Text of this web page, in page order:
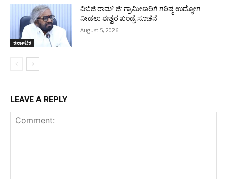
ಕರ್ನಾಟಕ
ವಿಬಿಜಿ ರಾಮ್ ಜಿ: ಗ್ರಾಮೀಣರಿಗೆ ಗರಿಷ್ಠ ಉದ್ಯೋಗ
ನೀಡಲು ಈಶ್ವರ ಖಂಡ್ರೆ ಸೂಚನೆ
August 5, 2026
LEAVE A REPLY